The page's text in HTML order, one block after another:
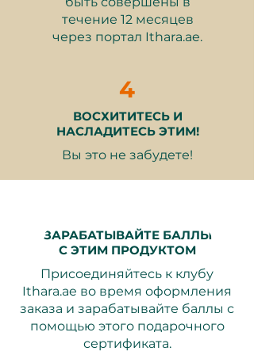
2-часовая резервирование
Премиум трёхблюдное сет-
Один стакан вина (красное/
белое) или одно пиво на
человека
Один безалкогольный
Почему это отличный подарок:
Иконные рестораны– Ужин в
одном из самых обсуждаемых
течение 12 месяцев
через портал Ithara.ae.
4
ВОСХИТИТЕСЬ И
НАСЛАДИТЕСЬ ЭТИМ!
Вы это не забудете!
ЗАРАБАТЫВАЙТЕ БАЛЛЫ
С ЭТИМ ПРОДУКТОМ
Присоединяйтесь к клубу
Ithara.ae во время оформления
заказа и зарабатывайте баллы с
помощью этого подарочного
сертификата.